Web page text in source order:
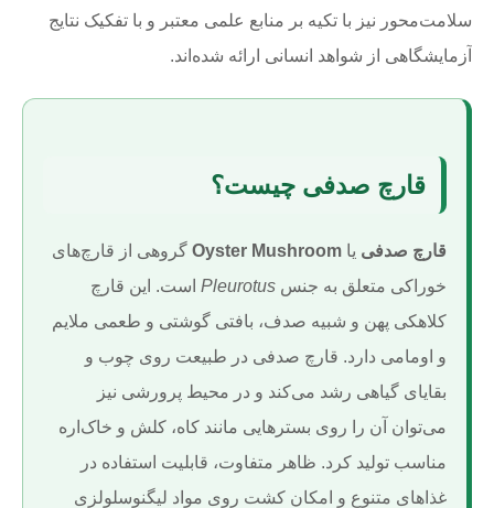
سلامت‌محور نیز با تکیه بر منابع علمی معتبر و با تفکیک نتایج
آزمایشگاهی از شواهد انسانی ارائه شده‌اند.
قارچ صدفی چیست؟
قارچ صدفی یا Oyster Mushroomگروهی از قارچ‌های
خوراکی متعلق به جنس Pleurotusاست. این قارچ
کلاهکی پهن و شبیه صدف، بافتی گوشتی و طعمی ملایم
و اومامی دارد. قارچ صدفی در طبیعت روی چوب و
بقایای گیاهی رشد می‌کند و در محیط پرورشی نیز
می‌توان آن را روی بسترهایی مانند کاه، کلش و خاک‌اره
مناسب تولید کرد. ظاهر متفاوت، قابلیت استفاده در
غذاهای متنوع و امکان کشت روی مواد لیگنوسلولزی